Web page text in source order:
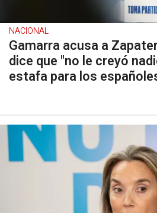
NACIONAL
Gamarra acusa a
dice que "no le creyó
estafa para los